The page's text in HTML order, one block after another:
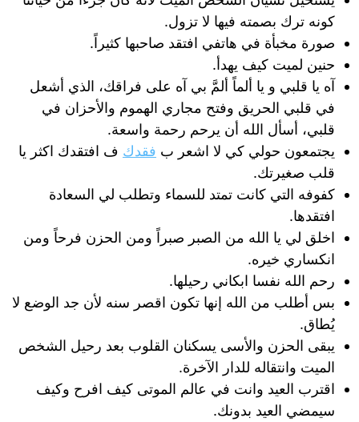
كونه ترك بصمته فيها لا تزول.
صورة مخبأة في هاتفي افتقد صاحبها كثيراً.
حنين لميت كيف يهدأ.
آه يا قلبي و يا ألماً ألمَّ بي آه على فراقك، الذي أشعل
في قلبي الحريق وفتح مجاري الهموم والأحزان في
قلبي، أسأل الله أن يرحم رحمة واسعة.
يجتمعون حولي كي لا اشعر ب فقدك ف افتقدك اكثر يا
قلب صغيرتك.
كفوفه التي كانت تمتد للسماء وتطلب لي السعادة
افتقدها.
اخلق لي يا الله من الصبر صبراً ومن الحزن فرحاً ومن
انكساري خيره.
رحم الله نفسا ابكاني رحيلها.
بس أطلب من الله إنها تكون اقصر سنه لأن جد الوضع لا
يُطاق.
يبقى الحزن والأسى يسكنان القلوب بعد رحيل الشخص
الميت وانتقاله للدار الآخرة.
اقترب العيد وانت في عالم الموتى كيف افرح وكيف
سيمضي العيد بدونك.